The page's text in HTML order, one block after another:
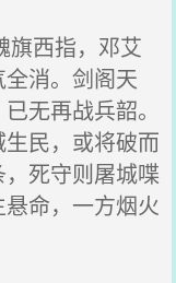
西指，邓艾
消。剑阁天
无再战兵韶。
民，或将破而
死守则屠城喋
命，一方烟火